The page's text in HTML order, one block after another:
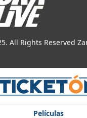
All Rights Reserved
Películas